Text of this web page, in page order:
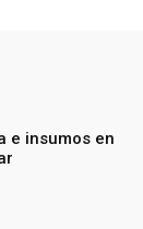
e insumos en